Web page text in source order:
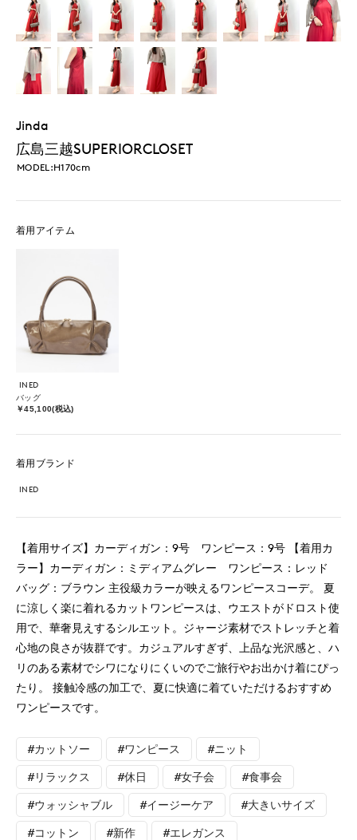
Jinda
広島三越SUPERIORCLOSET
MODEL:H170cm
着用アイテム
INED
バッグ
￥45,100(税込)
着用ブランド
INED
【着用サイズ】カーディガン：9号 ワンピース：9号 【着用カ
ラー】カーディガン：ミディアムグレー ワンピース：レッド
バッグ：ブラウン 主役級カラーが映えるワンピースコーデ。 夏
に涼しく楽に着れるカットワンピースは、ウエストがドロスト使
用で、華奢見えするシルエット。ジャージ素材でストレッチと着
心地の良さが抜群です。カジュアルすぎず、上品な光沢感と、ハ
リのある素材でシワになりにくいのでご旅行やお出かけ着にぴっ
たり。 接触冷感の加工で、夏に快適に着ていただけるおすすめ
ワンピースです。
#カットソー #ワンピース #ニット
#リラックス #休日 #女子会 #食事会
#ウォッシャブル #イージーケア #大きいサイズ
#コットン #新作 #エレガンス